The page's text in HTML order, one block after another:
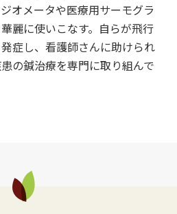
オメータや医療用サーモグラ
麗に使いこなす。自らが飛行
症し、看護師さんに助けられ
の鍼治療を専門に取り組んで